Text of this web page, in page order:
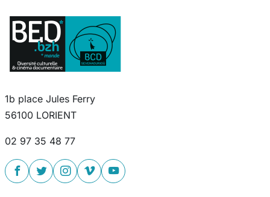
1b place Jules Ferry
56100 LORIENT
02 97 35 48 77